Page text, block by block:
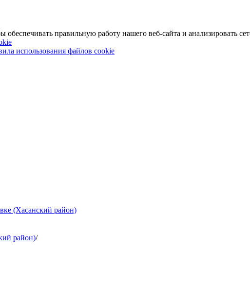
правильную работу нашего веб-сайта и анализировать
использования файлов cookie
(Хасанский район)
район)/